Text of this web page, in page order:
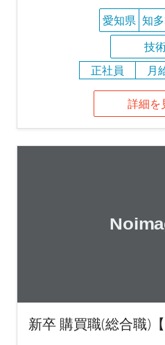
愛知県 知
技
正社員
月
詳細を
新卒 購買職(総合職)【